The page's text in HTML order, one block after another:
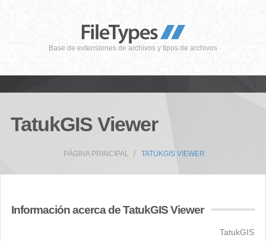
Base de extensiones de archivos y tipos de archivos
TatukGIS Viewer
PÁGINA PRINCIPAL TATUKGIS VIEWER
Información acerca de TatukGIS Viewer
TatukGIS